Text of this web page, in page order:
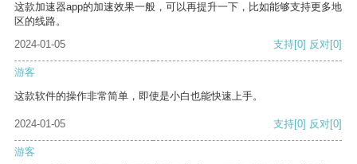
这款加速器app的加速效果一般，可以再提升一下，比如能够支持更多地
区的线路。
2024-01-05
支持[0] 反对[0]
游客
这款软件的操作非常简单，即使是小白也能快速上手。
2024-01-05 支持[0] 反对[0]
游客